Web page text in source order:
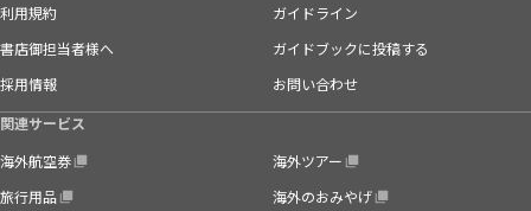
利用規約
ガイドライン
書店御担当者様へ
ガイドブックに投稿する
採用情報
お問い合わせ
関連サービス
海外航空券
海外ツアー
旅行用品
海外のおみやげ